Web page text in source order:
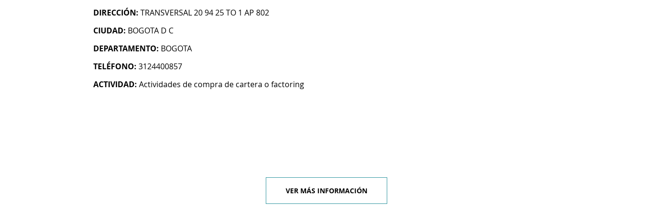
DIRECCIÓN: TRANSVERSAL 20 94 25 TO 1 AP 802
CIUDAD: BOGOTA D C
DEPARTAMENTO: BOGOTA
TELÉFONO: 3124400857
ACTIVIDAD: Actividades de compra de cartera o factoring
VER MÁS INFORMACIÓN